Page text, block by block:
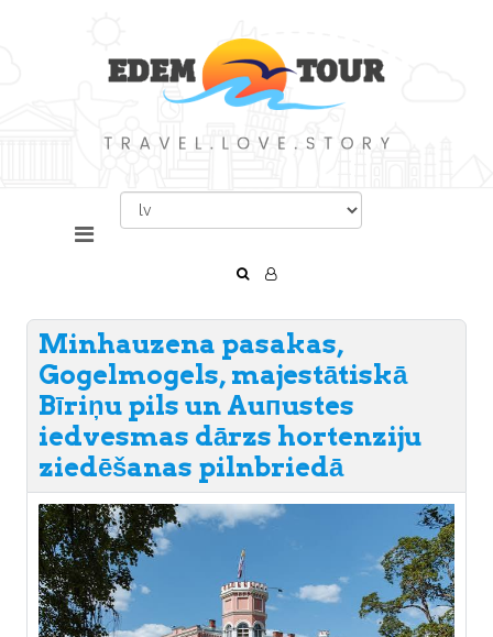
Minhauzena pasakas,
Gogelmogels, majestātiskā
Bīriņu pils un Auпustes
iedvesmas dārzs hortenziju
ziedēšanas pilnbriedā